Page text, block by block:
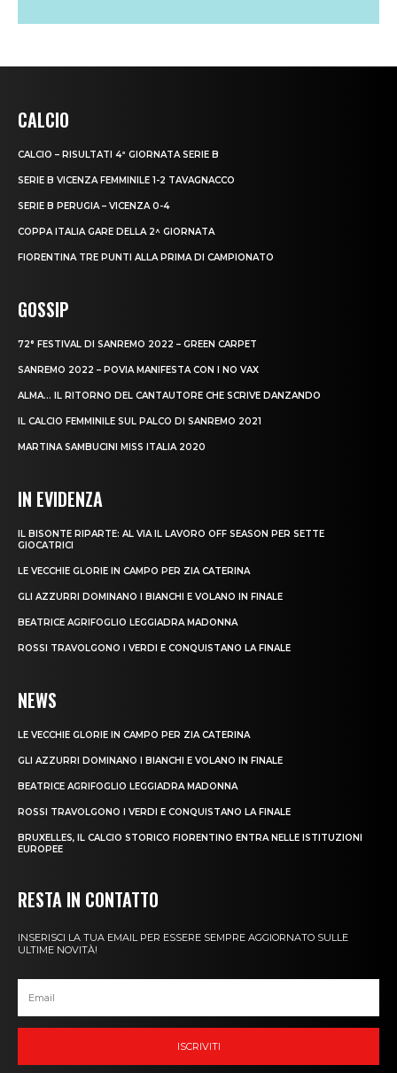
CALCIO
CALCIO – RISULTATI 4ª GIORNATA SERIE B
SERIE B VICENZA FEMMINILE 1-2 TAVAGNACCO
SERIE B PERUGIA – VICENZA 0-4
COPPA ITALIA GARE DELLA 2^ GIORNATA
FIORENTINA TRE PUNTI ALLA PRIMA DI CAMPIONATO
GOSSIP
72° FESTIVAL DI SANREMO 2022 – GREEN CARPET
SANREMO 2022 – POVIA MANIFESTA CON I NO VAX
ALMA… IL RITORNO DEL CANTAUTORE CHE SCRIVE DANZANDO
IL CALCIO FEMMINILE SUL PALCO DI SANREMO 2021
MARTINA SAMBUCINI MISS ITALIA 2020
IN EVIDENZA
IL BISONTE RIPARTE: AL VIA IL LAVORO OFF SEASON PER SETTE
GIOCATRICI
LE VECCHIE GLORIE IN CAMPO PER ZIA CATERINA
GLI AZZURRI DOMINANO I BIANCHI E VOLANO IN FINALE
BEATRICE AGRIFOGLIO LEGGIADRA MADONNA
ROSSI TRAVOLGONO I VERDI E CONQUISTANO LA FINALE
NEWS
LE VECCHIE GLORIE IN CAMPO PER ZIA CATERINA
GLI AZZURRI DOMINANO I BIANCHI E VOLANO IN FINALE
BEATRICE AGRIFOGLIO LEGGIADRA MADONNA
ROSSI TRAVOLGONO I VERDI E CONQUISTANO LA FINALE
BRUXELLES, IL CALCIO STORICO FIORENTINO ENTRA NELLE ISTITUZIONI
EUROPEE
RESTA IN CONTATTO
INSERISCI LA TUA EMAIL PER ESSERE SEMPRE AGGIORNATO SULLE
ULTIME NOVITÀ!
ISCRIVITI